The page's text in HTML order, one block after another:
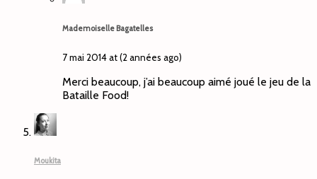
Mademoiselle Bagatelles
7 mai 2014 at (2 années ago)
Merci beaucoup, j’ai beaucoup aimé joué le jeu de la
Bataille Food!
Moukita